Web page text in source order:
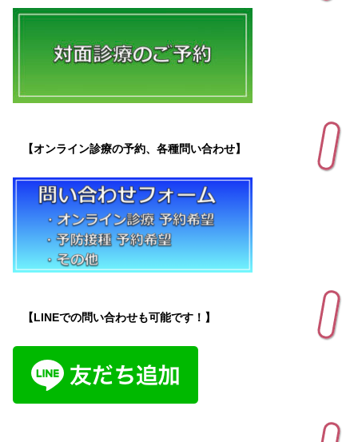
【オンライン診療の予約、各種問い合わせ】
【LINEでの問い合わせも可能です！】